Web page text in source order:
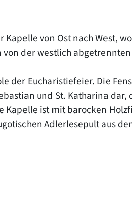
von Ost nach West,
der westlich
der Eucharistiefeier. Die
und St. Katharina
Kapelle ist mit barocken
Adlerlesepult aus